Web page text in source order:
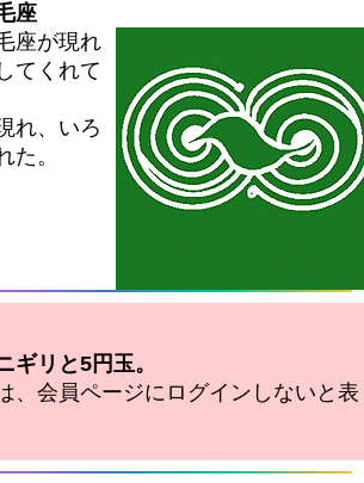
座
座が現れ
てくれて
れ、いろ
た。
ギリと5円玉。
、会員ページにログインしないと表